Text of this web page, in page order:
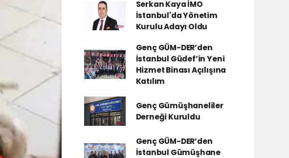
Serkan Kaya İMO
İstanbul'da Yönetim
Kurulu Adayı Oldu
Genç GÜM-DER’den
İstanbul Güdef’in Yeni
Hizmet Binası Açılışına
Katılım
Genç Gümüşhaneliler
Derneği Kuruldu
Genç GÜM-DER’den
İstanbul Gümüşhane